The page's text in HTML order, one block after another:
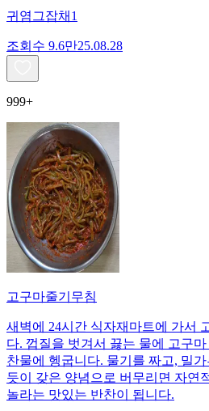
귀염그잡채1
조회수 9.6만25.08.28
999+
고구마줄기무침
새벽에 24시간 식자재마트에 가서
다. 껍질을 벗겨서 끓는 물에 고구
찬물에 헹굽니다. 물기를 짜고, 밀
듯이 갖은 양념으로 버무리면 자연
놀라는 맛있는 반찬이 됩니다.